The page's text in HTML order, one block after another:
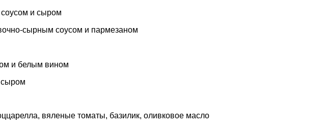
соусом и сыром
сырным соусом и пармезаном
и белым вином
сыром
вяленые томаты, базилик, оливковое масло